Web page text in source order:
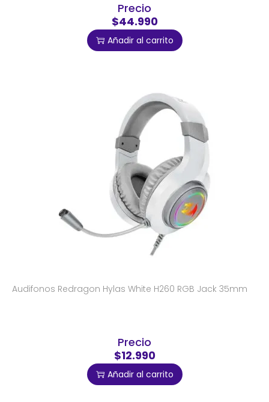
Precio
$44.990
Añadir al carrito
Audifonos Redragon Hylas White H260 RGB Jack 35mm
Precio
$12.990
Añadir al carrito